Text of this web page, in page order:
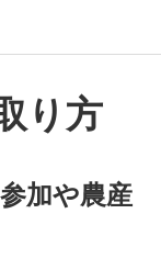
り方
加や農産